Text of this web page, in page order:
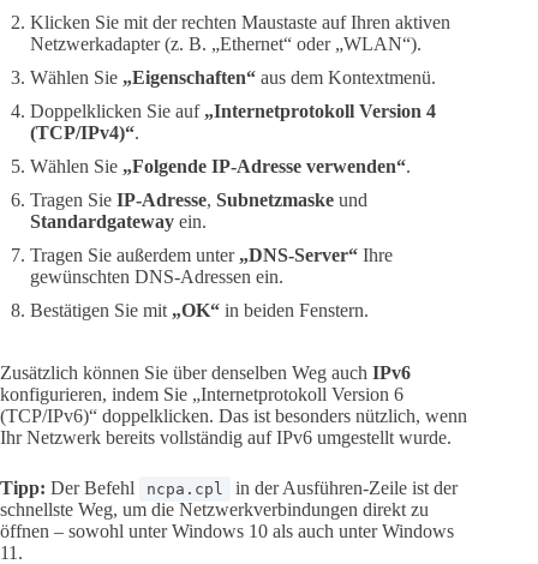
Klicken Sie mit der rechten Maustaste auf Ihren aktiven
Netzwerkadapter (z. B. „Ethernet“ oder „WLAN“).
Wählen Sie „Eigenschaften“ aus dem Kontextmenü.
Doppelklicken Sie auf „Internetprotokoll Version 4
(TCP/IPv4)“.
Wählen Sie „Folgende IP-Adresse verwenden“.
Tragen Sie IP-Adresse, Subnetzmaske und
Standardgateway ein.
Tragen Sie außerdem unter „DNS-Server“ Ihre
gewünschten DNS-Adressen ein.
Bestätigen Sie mit „OK“ in beiden Fenstern.
Zusätzlich können Sie über denselben Weg auch IPv6
konfigurieren, indem Sie „Internetprotokoll Version 6
(TCP/IPv6)“ doppelklicken. Das ist besonders nützlich, wenn
Ihr Netzwerk bereits vollständig auf IPv6 umgestellt wurde.
Tipp: Der Befehl ncpa.cpl
in der Ausführen-Zeile ist der
schnellste Weg, um die Netzwerkverbindungen direkt zu
öffnen – sowohl unter Windows 10 als auch unter Windows
11.